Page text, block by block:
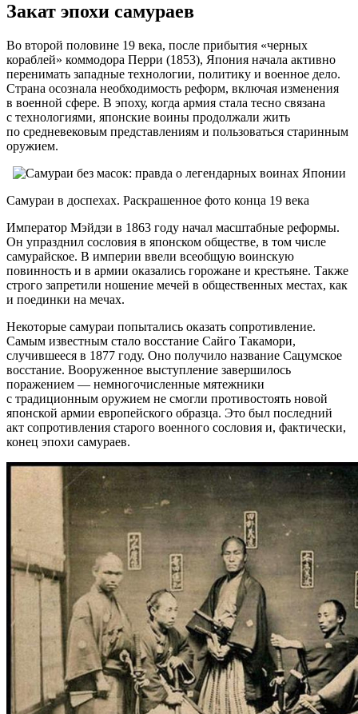
Закат эпохи самураев
Во второй половине 19 века, после прибытия «черных
кораблей» коммодора Перри (1853), Япония начала активно
перенимать западные технологии, политику и военное дело.
Страна осознала необходимость реформ, включая изменения
в военной сфере. В эпоху, когда армия стала тесно связана
с технологиями, японские воины продолжали жить
по средневековым представлениям и пользоваться старинным
оружием.
Самураи в доспехах. Раскрашенное фото конца 19 века
Император Мэйдзи в 1863 году начал масштабные реформы.
Он упразднил сословия в японском обществе, в том числе
самурайское. В империи ввели всеобщую воинскую
повинность и в армии оказались горожане и крестьяне. Также
строго запретили ношение мечей в общественных местах, как
и поединки на мечах.
Некоторые самураи попытались оказать сопротивление.
Самым известным стало восстание Сайго Такамори,
случившееся в 1877 году. Оно получило название Сацумское
восстание. Вооруженное выступление завершилось
поражением — немногочисленные мятежники
с традиционным оружием не смогли противостоять новой
японской армии европейского образца. Это был последний
акт сопротивления старого военного сословия и, фактически,
конец эпохи самураев.